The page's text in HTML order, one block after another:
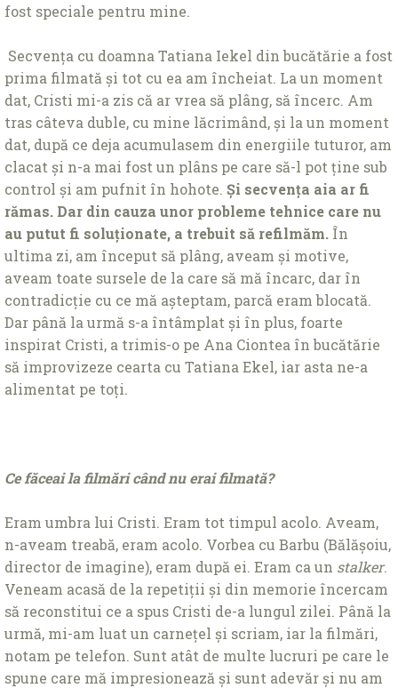
fost speciale pentru mine.
Secvența cu doamna Tatiana Iekel din bucătărie a fost
prima filmată și tot cu ea am încheiat. La un moment
dat, Cristi mi-a zis că ar vrea să plâng, să încerc. Am
tras câteva duble, cu mine lăcrimând, și la un moment
dat, după ce deja acumulasem din energiile tuturor, am
clacat și n-a mai fost un plâns pe care să-l pot ține sub
control și am pufnit în hohote. Și secvența aia ar fi
rămas. Dar din cauza unor probleme tehnice care nu
au putut fi soluționate, a trebuit să refilmăm. În
ultima zi, am început să plâng, aveam și motive,
aveam toate sursele de la care să mă încarc, dar în
contradicție cu ce mă așteptam, parcă eram blocată.
Dar până la urmă s-a întâmplat și în plus, foarte
inspirat Cristi, a trimis-o pe Ana Ciontea în bucătărie
să improvizeze cearta cu Tatiana Ekel, iar asta ne-a
alimentat pe toți.
Ce făceai la filmări când nu erai filmată?
Eram umbra lui Cristi. Eram tot timpul acolo. Aveam,
n-aveam treabă, eram acolo. Vorbea cu Barbu (Bălășoiu,
director de imagine), eram după ei. Eram ca un stalker.
Veneam acasă de la repetiții și din memorie încercam
să reconstitui ce a spus Cristi de-a lungul zilei. Până la
urmă, mi-am luat un carnețel și scriam, iar la filmări,
notam pe telefon. Sunt atât de multe lucruri pe care le
spune care mă impresionează și sunt adevăr și nu am